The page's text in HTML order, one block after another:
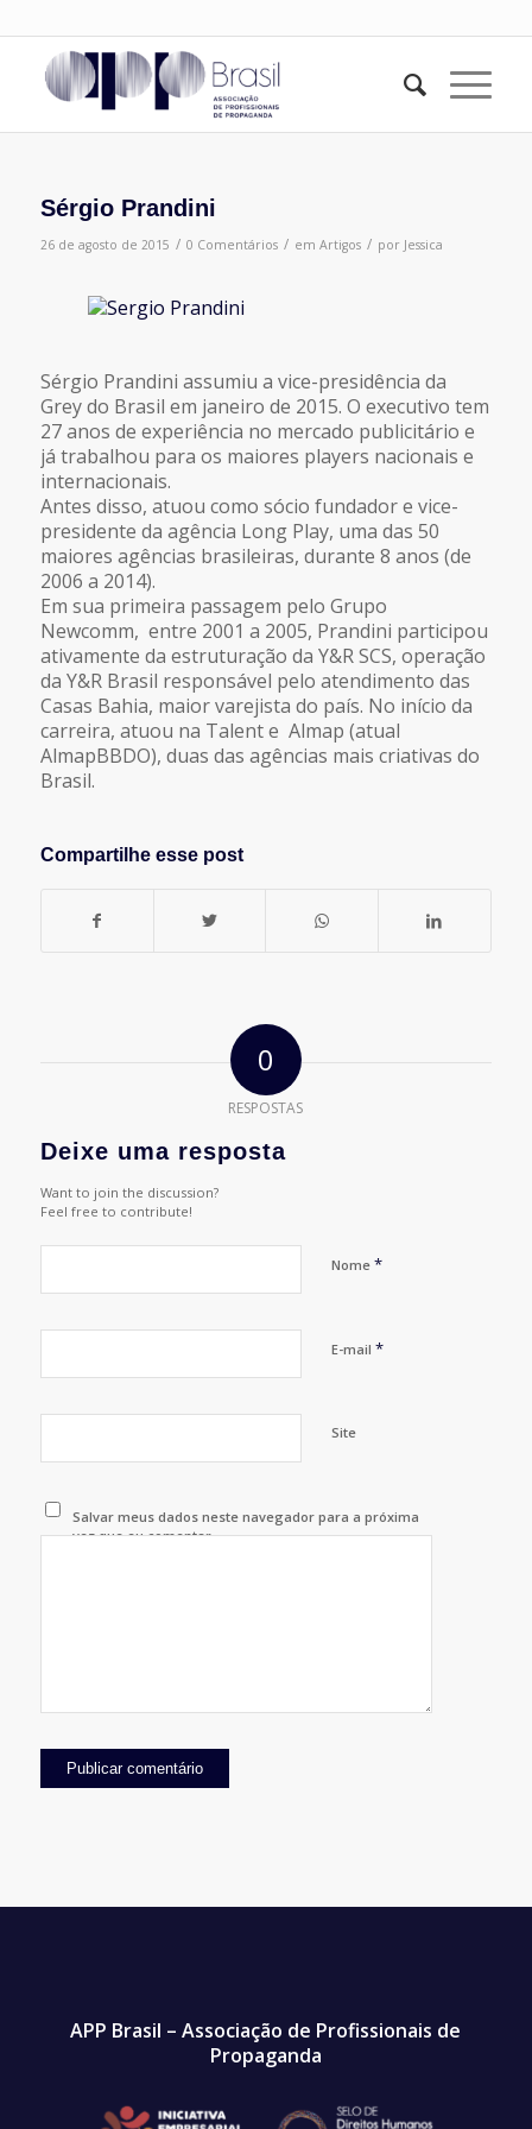
Sérgio Prandini
26 de agosto de 2015 / 0 Comentários / em Artigos / por Jessica
Sérgio Prandini assumiu a vice-presidência da
Grey do Brasil em janeiro de 2015. O executivo tem
27 anos de experiência no mercado publicitário e
já trabalhou para os maiores players nacionais e
internacionais.
Antes disso, atuou como sócio fundador e vice-
presidente da agência Long Play, uma das 50
maiores agências brasileiras, durante 8 anos (de
2006 a 2014).
Em sua primeira passagem pelo Grupo
Newcomm, entre 2001 a 2005, Prandini participou
ativamente da estruturação da Y&R SCS, operação
da Y&R Brasil responsável pelo atendimento das
Casas Bahia, maior varejista do país. No início da
carreira, atuou na Talent e Almap (atual
AlmapBBDO), duas das agências mais criativas do
Brasil.
Compartilhe esse post
0
RESPOSTAS
Deixe uma resposta
Want to join the discussion?
Feel free to contribute!
Nome *
E-mail *
Site
Salvar meus dados neste navegador para a próxima
vez que eu comentar.
APP Brasil – Associação de Profissionais de
Propaganda